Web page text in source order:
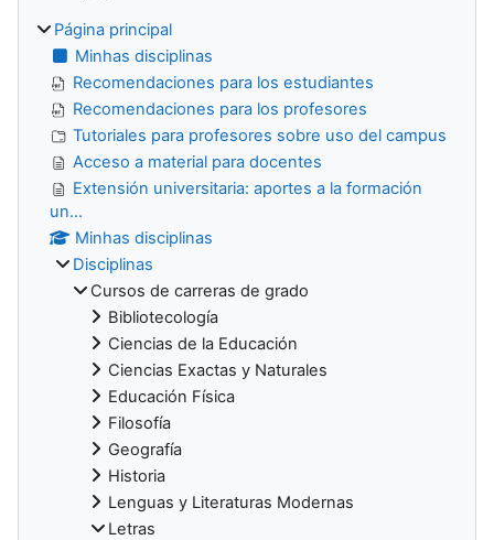
Página principal
Minhas disciplinas
Recomendaciones para los estudiantes
Recomendaciones para los profesores
Tutoriales para profesores sobre uso del campus
Acceso a material para docentes
Extensión universitaria: aportes a la formación
un...
Minhas disciplinas
Disciplinas
Cursos de carreras de grado
Bibliotecología
Ciencias de la Educación
Ciencias Exactas y Naturales
Educación Física
Filosofía
Geografía
Historia
Lenguas y Literaturas Modernas
Letras